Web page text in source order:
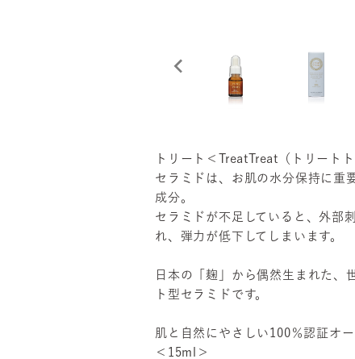
トリート＜TreatTreat（トリート
セラミドは、お肌の水分保持に重
成分。
セラミドが不足していると、外部
れ、弾力が低下してしまいます。
日本の「麹」から偶然生まれた、
ト型セラミドです。
肌と自然にやさしい100％認証オ
＜15ml＞